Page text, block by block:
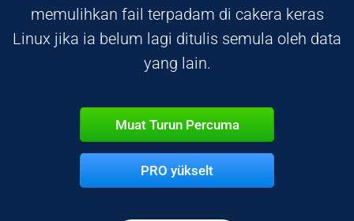
memulihkan fail terpadam di cakera keras
Linux jika ia belum lagi ditulis semula oleh data
yang lain.
Muat Turun Percuma
PRO yükselt